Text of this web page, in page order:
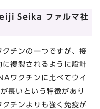
Seika ファルマ社
チンの一つですが、接
複製されるように設計
ワクチンに比べてウイ
長いという特徴があり
チンよりも強く免疫が